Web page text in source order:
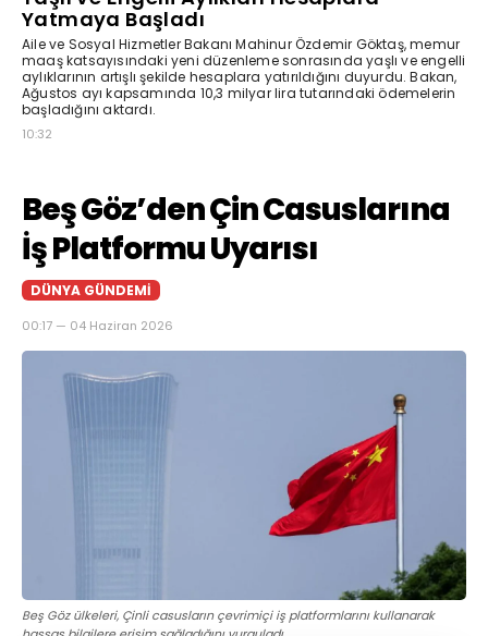
Yatmaya Başladı
Aile ve Sosyal Hizmetler Bakanı Mahinur Özdemir Göktaş, memur
maaş katsayısındaki yeni düzenleme sonrasında yaşlı ve engelli
aylıklarının artışlı şekilde hesaplara yatırıldığını duyurdu. Bakan,
Ağustos ayı kapsamında 10,3 milyar lira tutarındaki ödemelerin
başladığını aktardı.
10:32